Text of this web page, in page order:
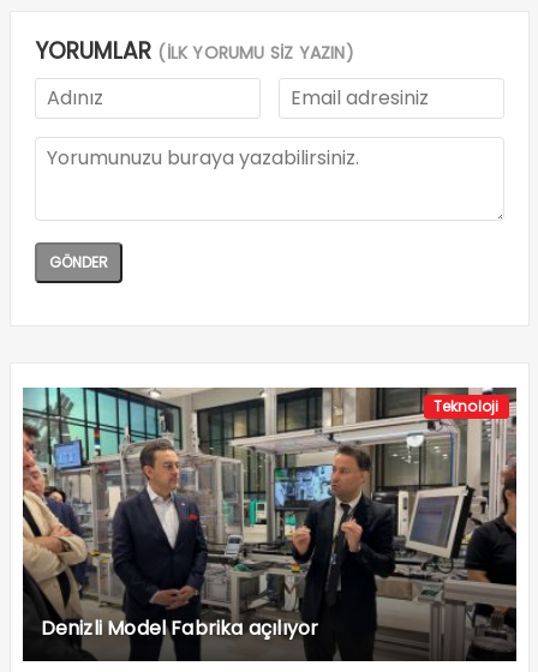
YORUMLAR (İLK YORUMU SİZ YAZIN)
Teknoloji
Denizli Model Fabrika açılıyor